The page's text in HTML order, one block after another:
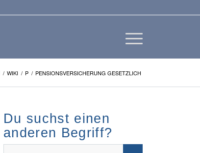
/ WIKI / P / PENSIONSVERSICHERUNG GESETZLICH
Du suchst einen
anderen Begriff?